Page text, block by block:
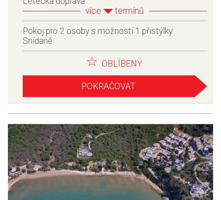
více
termínů
Pokoj pro 2 osoby s možností 1 přistýlky
Snídaně
OBLÍBENÝ
POKRAČOVAT